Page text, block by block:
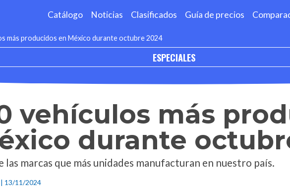
Catálogo Noticias Clasificados Guía de precios
más producidos en México durante octubre 2024
ESPECIALES
vehículos más
durante
las marcas que más unidades manufacturan en nuestro país.
| 13/11/2024